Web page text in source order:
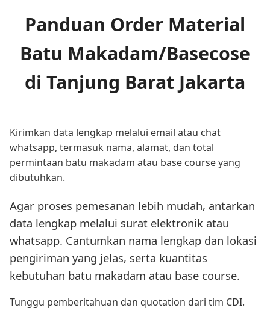
Panduan Order Material
Batu Makadam/Basecose
di Tanjung Barat Jakarta
Kirimkan data lengkap melalui email atau chat
whatsapp, termasuk nama, alamat, dan total
permintaan batu makadam atau base course yang
dibutuhkan.
Agar proses pemesanan lebih mudah, antarkan
data lengkap melalui surat elektronik atau
whatsapp. Cantumkan nama lengkap dan lokasi
pengiriman yang jelas, serta kuantitas
kebutuhan batu makadam atau base course.
Tunggu pemberitahuan dan quotation dari tim CDI.